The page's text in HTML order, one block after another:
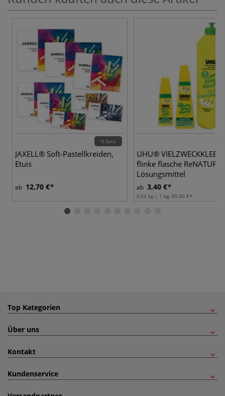
9 Sets
JAXELL® Soft-Pastellkreiden,
Etuis
ab 12,70 €
UHU®
flinke flasche ReNATURE
Lösungsmittel
ab 3,40 €
0,04 kg | 1 kg: 85,00 €
Top Kategorien
Über uns
Kontakt
Kundenservice